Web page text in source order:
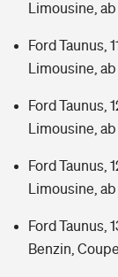
Limousine, ab
Ford Taunus,
Limousine, ab
Ford Taunus,
Limousine, ab
Ford Taunus,
Limousine, ab
Ford Taunus,
Benzin,